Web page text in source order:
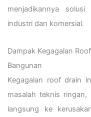
menjadikannya
industri dan komersial.
Dampak Kegagalan
Bangunan
Kegagalan roof drain
masalah teknis ringan,
langsung ke